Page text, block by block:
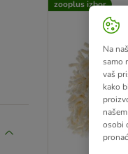
zooplus izbor
Na
samo
vaš
kako
osobi